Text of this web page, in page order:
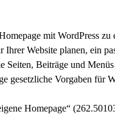
mit WordPress zu
Website planen, ein
Beiträge und
Vorgaben für
Homepage“